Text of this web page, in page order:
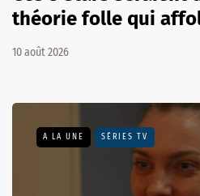
théorie folle qui
10 août 2026
A LA UNE SÉRIES TV